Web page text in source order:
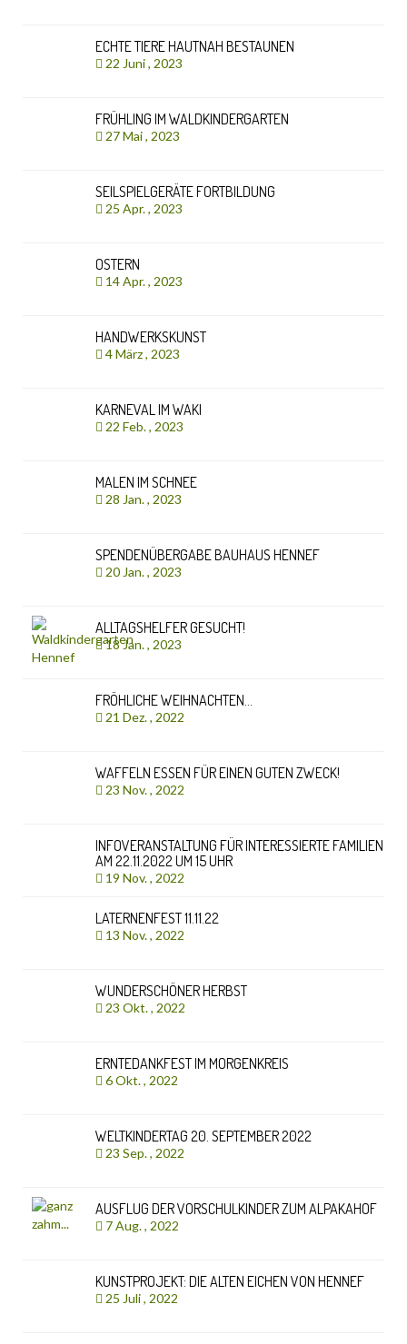
ECHTE TIERE HAUTNAH BESTAUNEN
22 Juni , 2023
FRÜHLING IM WALDKINDERGARTEN
27 Mai , 2023
SEILSPIELGERÄTE FORTBILDUNG
25 Apr. , 2023
OSTERN
14 Apr. , 2023
HANDWERKSKUNST
4 März , 2023
KARNEVAL IM WAKI
22 Feb. , 2023
MALEN IM SCHNEE
28 Jan. , 2023
SPENDENÜBERGABE BAUHAUS HENNEF
20 Jan. , 2023
ALLTAGSHELFER GESUCHT!
18 Jan. , 2023
FRÖHLICHE WEIHNACHTEN…
21 Dez. , 2022
WAFFELN ESSEN FÜR EINEN GUTEN ZWECK!
23 Nov. , 2022
INFOVERANSTALTUNG FÜR INTERESSIERTE FAMILIEN
AM 22.11.2022 UM 15 UHR
19 Nov. , 2022
LATERNENFEST 11.11.22
13 Nov. , 2022
WUNDERSCHÖNER HERBST
23 Okt. , 2022
ERNTEDANKFEST IM MORGENKREIS
6 Okt. , 2022
WELTKINDERTAG 20. SEPTEMBER 2022
23 Sep. , 2022
AUSFLUG DER VORSCHULKINDER ZUM ALPAKAHOF
7 Aug. , 2022
KUNSTPROJEKT: DIE ALTEN EICHEN VON HENNEF
25 Juli , 2022